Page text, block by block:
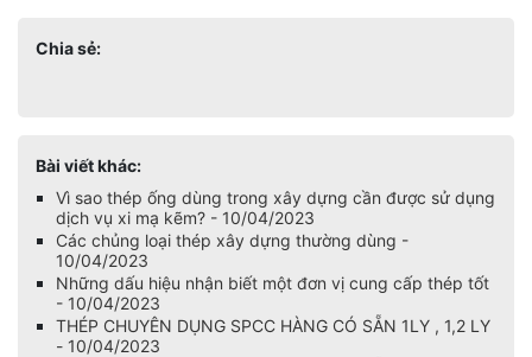
Chia sẻ:
Bài viết khác:
Vì sao thép ống dùng trong xây dựng cần được sử dụng
dịch vụ xi mạ kẽm? - 10/04/2023
Các chủng loại thép xây dựng thường dùng -
10/04/2023
Những dấu hiệu nhận biết một đơn vị cung cấp thép tốt
- 10/04/2023
THÉP CHUYÊN DỤNG SPCC HÀNG CÓ SẴN 1LY , 1,2 LY
- 10/04/2023